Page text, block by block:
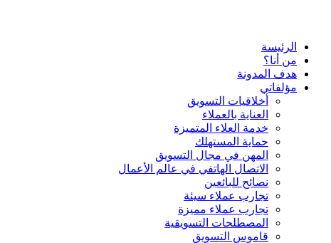
الرئيسة
من أنا؟
هدف المدونة
مؤلفاتي
أخلاقيات التسويق
العناية بالعملاء
خدمة العلاء المتميزة
حماية المستهلك
المهن في مجال التسويق
الاتصال الهاتفي في عالم الأعمال
نصائح للبائعين
تجارب عملاء سيئة
تجارب عملاء مميزة
المصطلحات التسويقية
قاموس التسويق